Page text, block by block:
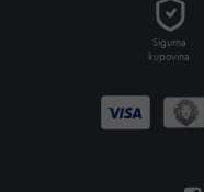
Sigurna
kupovina